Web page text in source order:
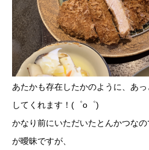
あたかも存在したかのように、あ
してくれます！(゜o゜)
かなり前にいただいたとんかつな
が曖昧ですが、